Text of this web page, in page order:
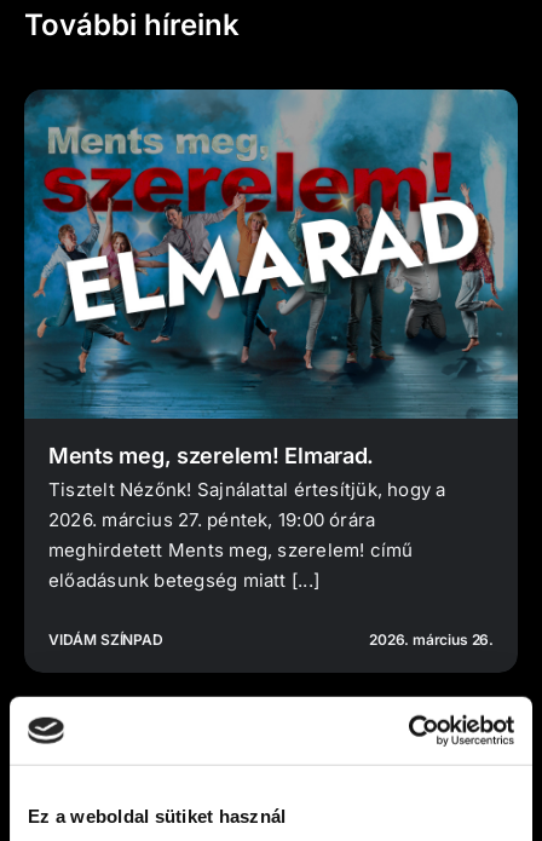
Ez a weboldal sütiket használ
További híreink
Ments meg, szerelem! Elmarad.
Tisztelt Nézőnk! Sajnálattal értesítjük, hogy a
2026. március 27. péntek, 19:00 órára
meghirdetett Ments meg, szerelem! című
előadásunk betegség miatt [...]
VIDÁM SZÍNPAD 2026. március 26.